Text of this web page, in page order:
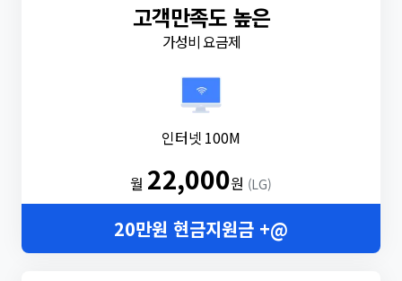
고객만족도 높은
가성비 요금제
인터넷 100M
월 22,000원 (LG)
20만원 현금지원금 +@